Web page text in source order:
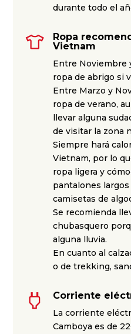
durante todo el
Ropa
Vietnam
Entre Noviembre
ropa de abrigo si
Entre Marzo y
ropa de verano,
llevar alguna
de visitar la zona
Siempre hará
Vietnam, por lo
ropa ligera y
pantalones
camisetas de
Se recomienda
chubasquero
alguna lluvia.
En cuanto al
o de trekking,
Corriente
La corriente
Camboya es de